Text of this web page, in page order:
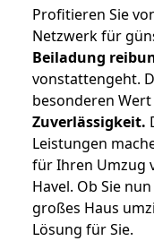
Profitieren Sie
Netzwerk für
Beiladung
vonstattengeht.
besonderen
Zuverlässigkeit.
Leistungen
für Ihren Umzug
Havel. Ob Sie
großes Haus
Lösung für Sie.